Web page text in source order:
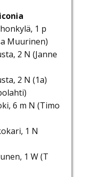
1 p
Muurinen)
2 N (Janne
2 N (1a)
6 m N (Timo
1 N
1 W (T